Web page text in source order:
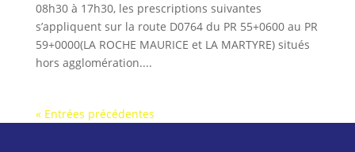
08h30 à 17h30, les prescriptions suivantes
s’appliquent sur la route D0764 du PR 55+0600 au PR
59+0000(LA ROCHE MAURICE et LA MARTYRE) situés
hors agglomération....
« Entrées précédentes